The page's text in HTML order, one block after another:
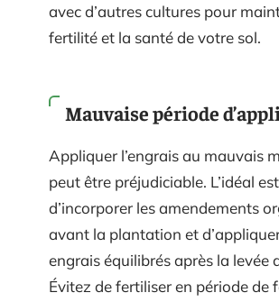
avec d’autres cultures pour
fertilité et la santé de votre sol.
Mauvaise période
Appliquer l’engrais au mauvais
peut être préjudiciable. L’idéal est
d’incorporer les amendements
avant la plantation et
engrais équilibrés après la levée
Évitez de fertiliser en période de